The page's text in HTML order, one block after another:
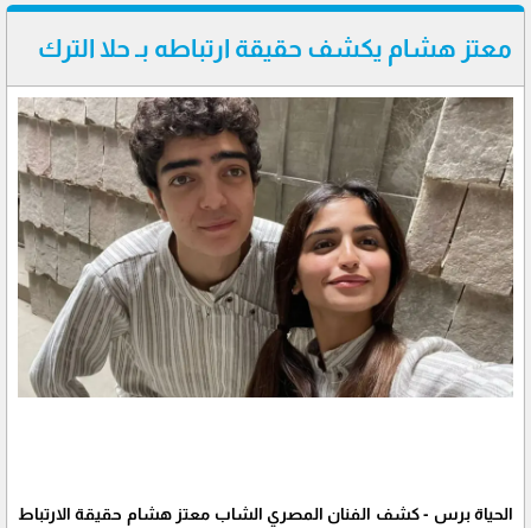
معتز هشام يكشف حقيقة ارتباطه بـ حلا الترك
الحياة برس - كشف الفنان المصري الشاب معتز هشام حقيقة الارتباط